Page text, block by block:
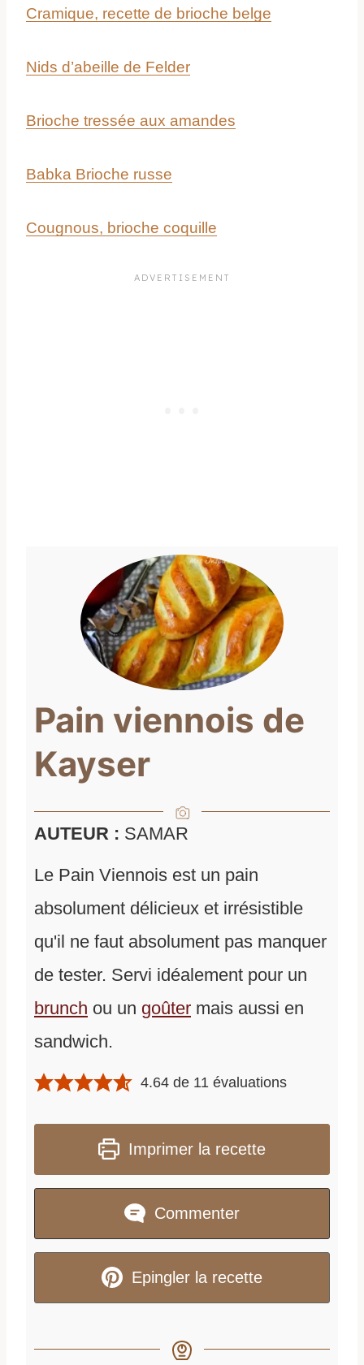
Cramique, recette de brioche belge
Nids d’abeille de Felder
Brioche tressée aux amandes
Babka Brioche russe
Cougnous, brioche coquille
Pain viennois de
Kayser
AUTEUR : SAMAR
Le Pain Viennois est un pain
absolument délicieux et irrésistible
qu'il ne faut absolument pas manquer
de tester. Servi idéalement pour un
brunch ou un goûter mais aussi en
sandwich.
4.64 de 11 évaluations
Imprimer la recette
Commenter
Epingler la recette